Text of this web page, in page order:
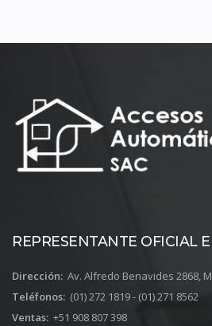
REPRESENTANTE OFICIAL
Dirección: Av. Alfredo Benavides 2868,
Teléfonos: (01) 272 1819 - (01) 271 8562
Ventas: +51 908 807 398